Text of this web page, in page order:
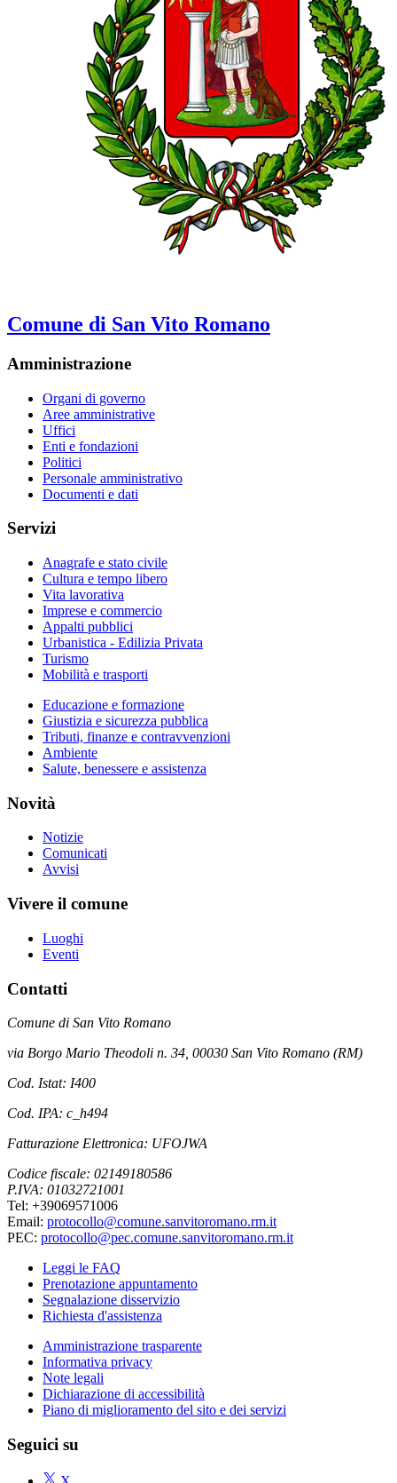
Comune di San Vito Romano
Amministrazione
Organi di governo
Aree amministrative
Uffici
Enti e fondazioni
Politici
Personale amministrativo
Documenti e dati
Servizi
Anagrafe e stato civile
Cultura e tempo libero
Vita lavorativa
Imprese e commercio
Appalti pubblici
Urbanistica - Edilizia Privata
Turismo
Mobilità e trasporti
Educazione e formazione
Giustizia e sicurezza pubblica
Tributi, finanze e contravvenzioni
Ambiente
Salute, benessere e assistenza
Novità
Notizie
Comunicati
Avvisi
Vivere il comune
Luoghi
Eventi
Contatti
Comune di San Vito Romano
via Borgo Mario Theodoli n. 34, 00030 San Vito Romano (RM)
Cod. Istat: I400
Cod. IPA: c_h494
Fatturazione Elettronica: UFOJWA
Codice fiscale: 02149180586
P.IVA: 01032721001
Tel: +39069571006
Email: protocollo@comune.sanvitoromano.rm.it
PEC: protocollo@pec.comune.sanvitoromano.rm.it
Leggi le FAQ
Prenotazione appuntamento
Segnalazione disservizio
Richiesta d'assistenza
Amministrazione trasparente
Informativa privacy
Note legali
Dichiarazione di accessibilità
Piano di miglioramento del sito e dei servizi
Seguici su